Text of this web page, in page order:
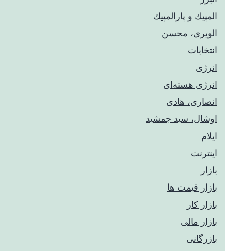
المپيك و پارالمپيك
الویری، محسن
انتخابات
انرژی
انرژی هسته‌ای
انصاری، هادی
اوشال، سید جمشید
ایلام
اینترنت
بازار
بازار قیمت ها
بازار کار
بازار مالی
بازرگانی